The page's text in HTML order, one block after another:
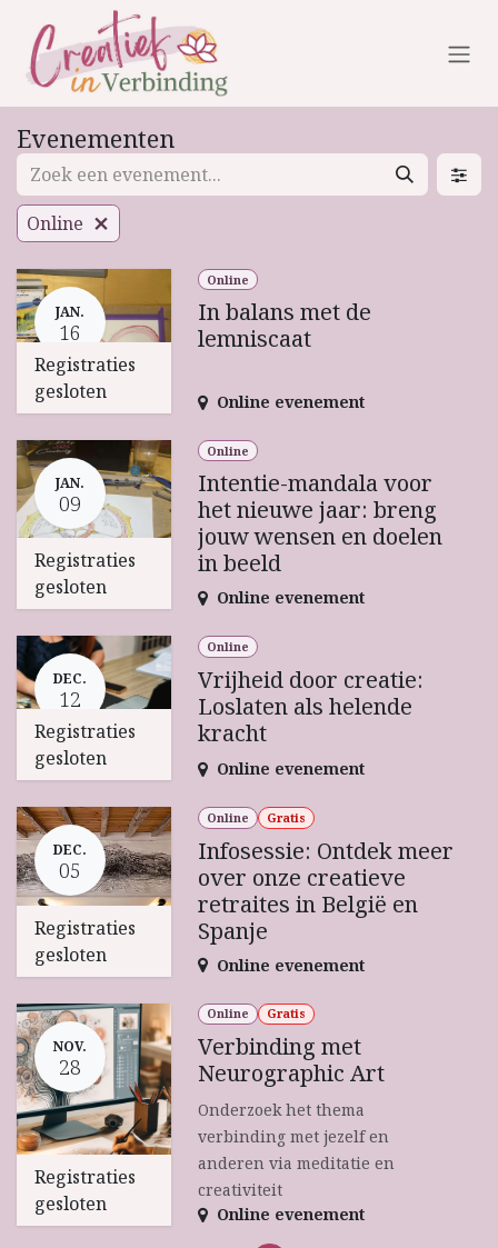
Overslaan naar inhoud
Evenementen
Online
JAN.
16
Registraties
gesloten
Online
In balans met de
lemniscaat
Online evenement
JAN.
09
Registraties
gesloten
Online
Intentie-mandala voor
het nieuwe jaar: breng
jouw wensen en doelen
in beeld
Online evenement
DEC.
12
Registraties
gesloten
Online
Vrijheid door creatie:
Loslaten als helende
kracht
Online evenement
DEC.
05
Registraties
gesloten
Online Gratis
Infosessie: Ontdek meer
over onze creatieve
retraites in België en
Spanje
Online evenement
NOV.
28
Registraties
gesloten
Online Gratis
Verbinding met
Neurographic Art
Onderzoek het thema
verbinding met jezelf en
anderen via meditatie en
creativiteit
Online evenement